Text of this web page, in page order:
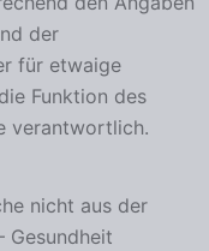
der
für etwaige
Funktion des
verantwortlich.
nicht aus der
Gesundheit